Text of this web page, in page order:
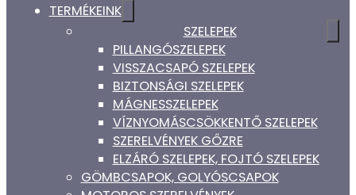
TERMÉKEINK
SZELEPEK
PILLANGÓSZELEPEK
VISSZACSAPÓ SZELEPEK
BIZTONSÁGI SZELEPEK
MÁGNESSZELEPEK
VÍZNYOMÁSCSÖKKENTŐ SZELEPEK
SZERELVÉNYEK GŐZRE
ELZÁRÓ SZELEPEK, FOJTÓ SZELEPEK
GÖMBCSAPOK, GOLYÓSCSAPOK